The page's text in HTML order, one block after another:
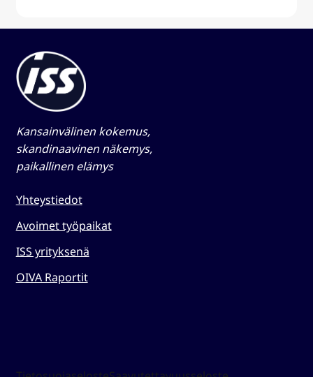
Kansainvälinen kokemus,
skandinaavinen näkemys,
paikallinen elämys​
Yhteystiedot
Avoimet työpaikat
ISS yrityksenä
OIVA Raportit